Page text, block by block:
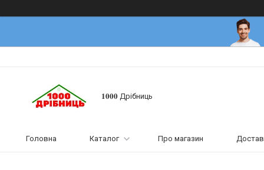
𝟏𝟎𝟎𝟎 Дрібниць
Головна Каталог Про магазин